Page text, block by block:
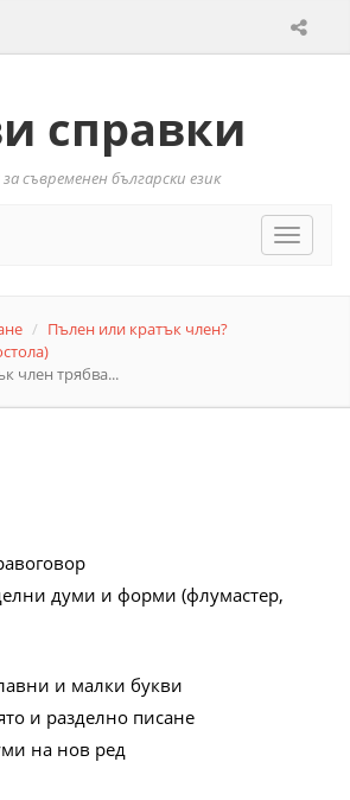
справки
съвременен български език
Toggle
Пълен или кратък член?
член трябва...
думи и форми (флумастер,
и малки букви
и разделно писане
на нов ред